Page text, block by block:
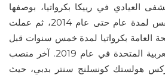
العيادي في رييكا بكرواتيا، بوصفها
طبيباً مقيماً في علم النفس لمدة عام حتى عام 2014، ثم عملت
العامة بكرواتيا لمدة خمس سنوات قبل
أن تنتقل إلى الإمارات العربية المتحدة في عام 2019. آخر منصب
هولستك كونسلنج سنتر بدبي، حيث